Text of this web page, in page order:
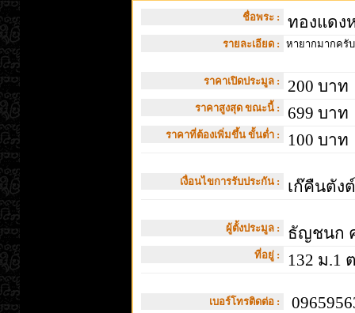
ชื่อพระ : ทองแดง
รายละเอียด : หายากมากครั
ราคาเปิดประมูล : 200 บาท
ราคาสูงสุด ขณะนี้ : 699 บาท
ราคาที่ต้องเพิ่มขึ้น ขั้นต่ำ : 100 บาท
เงื่อนไขการรับประกัน : เก๊คืนตังต์
ผู้ตั้งประมูล : ธัญชนก
ที่อยู่ : 132 ม.1
เบอร์โทรติดต่อ :